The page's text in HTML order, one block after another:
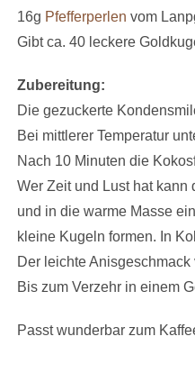
16g Pfefferperlen vom
Gibt ca. 40 leckere
Zubereitung:
Die gezuckerte
Bei mittlerer Temperatur
Nach 10 Minuten die
Wer Zeit und Lust hat kann
und in die warme Masse
kleine Kugeln formen. In
Der leichte
Bis zum Verzehr in einem
Passt wunderbar zum